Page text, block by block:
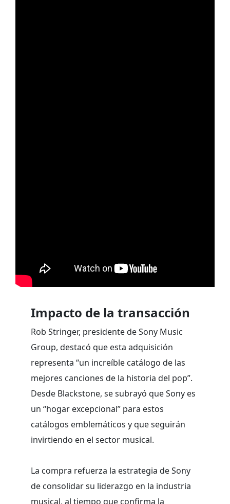
Impacto de la transacción
Rob Stringer, presidente de Sony Music
Group, destacó que esta adquisición
representa “un increíble catálogo de las
mejores canciones de la historia del pop”.
Desde Blackstone, se subrayó que Sony es
un “hogar excepcional” para estos
catálogos emblemáticos y que seguirán
invirtiendo en el sector musical.
La compra refuerza la estrategia de Sony
de consolidar su liderazgo en la industria
musical, al tiempo que confirma la